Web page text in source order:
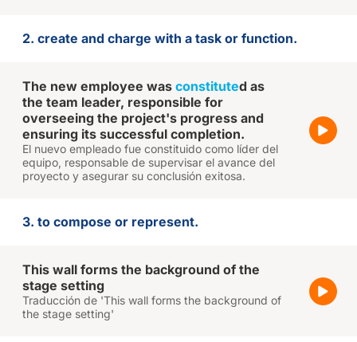
2. create and charge with a task or function.
The new employee was constituted as
the team leader, responsible for
overseeing the project's progress and
ensuring its successful completion.
El nuevo empleado fue constituido como líder del
equipo, responsable de supervisar el avance del
proyecto y asegurar su conclusión exitosa.
3. to compose or represent.
This wall forms the background of the
stage setting
Traducción de 'This wall forms the background of
the stage setting'